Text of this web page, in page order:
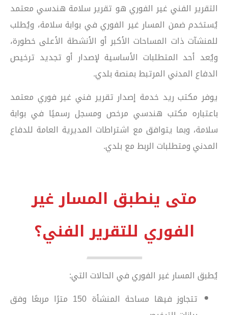
التقرير الفني غير الفوري هو تقرير سلامة هندسي معتمد
يُستخدم ضمن المسار غير الفوري في بوابة سلامة، ويُطلب
للمنشآت ذات المساحات الأكبر أو الأنشطة الأعلى خطورة،
ويُعد أحد المتطلبات الأساسية لإصدار أو تجديد ترخيص
الدفاع المدني المرتبط بمنصة بلدي.
يوفر مكتب ريد خدمة إصدار تقرير فني غير فوري معتمد
باعتباره مكتب هندسي مرخص ومسجل رسميًا في بوابة
سلامة، وبما يتوافق مع اشتراطات المديرية العامة للدفاع
المدني ومتطلبات الربط مع بلدي.
متى ينطبق المسار غير
الفوري للتقرير الفني؟
يُطبق المسار غير الفوري في الحالات التي:
تتجاوز فيها مساحة المنشأة 150 مترًا مربعًا وفق